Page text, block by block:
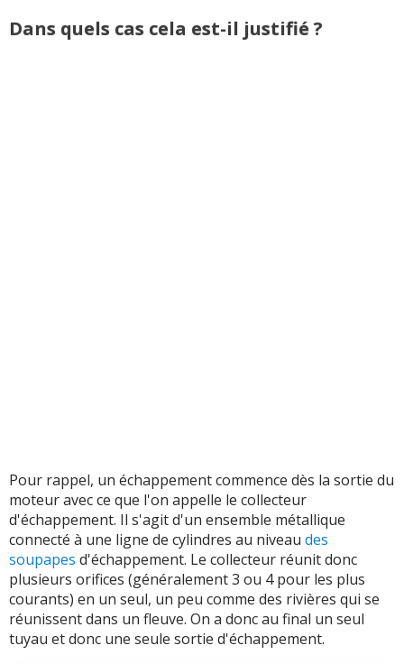
Dans quels cas cela est-il justifié ?
Pour rappel, un échappement commence dès la sortie du
moteur avec ce que l'on appelle le collecteur
d'échappement. Il s'agit d'un ensemble métallique
connecté à une ligne de cylindres au niveau des
soupapes d'échappement. Le collecteur réunit donc
plusieurs orifices (généralement 3 ou 4 pour les plus
courants) en un seul, un peu comme des rivières qui se
réunissent dans un fleuve. On a donc au final un seul
tuyau et donc une seule sortie d'échappement.